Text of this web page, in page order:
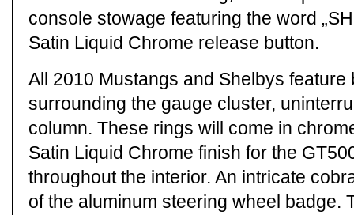
console stowage featuring the word
Satin Liquid Chrome release button.
All 2010 Mustangs and Shelbys
surrounding the gauge cluster,
column. These rings will come in
Satin Liquid Chrome finish for the
throughout the interior. An intricate
of the aluminum steering wheel badge.